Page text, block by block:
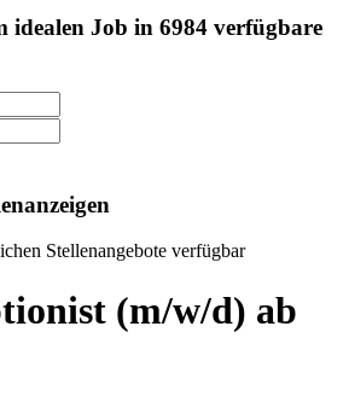
idealen Job in 6984 verfügbare
Stellenangebote verfügbar
(m/w/d) ab